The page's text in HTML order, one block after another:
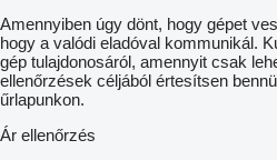
Amennyiben úgy dönt, hogy gépet
hogy a valódi eladóval kommunikál.
gép tulajdonosáról, amennyit csak
ellenőrzések céljából értesítsen
űrlapunkon.
Ár ellenőrzés